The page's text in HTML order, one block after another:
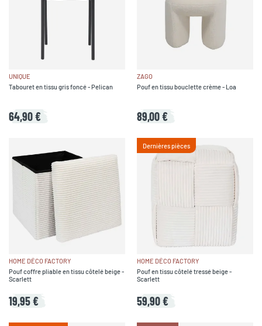
UNIQUE
Tabouret en tissu gris foncé - Pelican
64,90 €
ZAGO
Pouf en tissu bouclette crème - Loa
89,00 €
HOME DÉCO FACTORY
Pouf coffre pliable en tissu côtelé beige -
Scarlett
19,95 €
Dernières pièces
HOME DÉCO FACTORY
Pouf en tissu côtelé tressé beige -
Scarlett
59,90 €